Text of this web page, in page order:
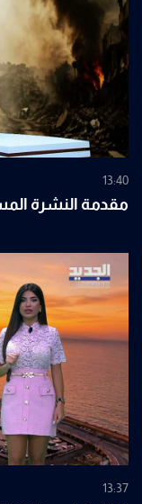
13:40
مقدمة النشرة المسائية
13:37